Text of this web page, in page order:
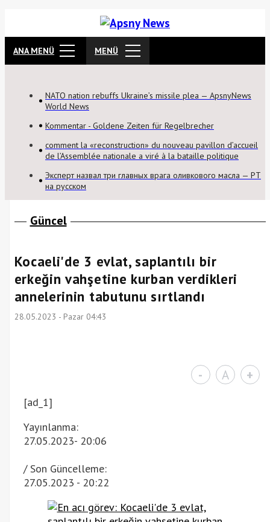
ANA MENÜ MENÜ
NATO nation rebuffs Ukraine’s missile plea — ApsnyNews
World News
Kommentar - Goldene Zeiten für Regelbrecher
comment la «reconstruction» du nouveau pavillon d’accueil
de l’Assemblée nationale a viré à la bataille politique
Эксперт назвал три главных врага оливкового масла — РТ
на русском
Güncel
Kocaeli'de 3 evlat, saplantılı bir
erkeğin vahşetine kurban verdikleri
annelerinin tabutunu sırtlandı
28.05.2023 - Pazar 04:43
- A +
[ad_1]
Yayınlanma:
27.05.2023- 20:06
/ Son Güncelleme:
27.05.2023 - 20:22